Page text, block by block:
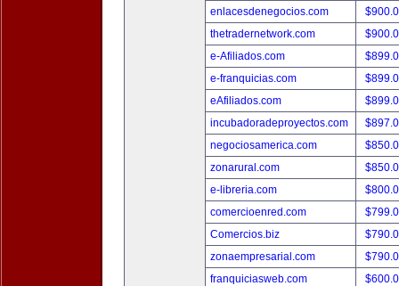
enlacesdenegocios.com
thetradernetwork.com
e-Afiliados.com
e-franquicias.com
eAfiliados.com
incubadoradeproyectos.com
negociosamerica.com
zonarural.com
e-libreria.com
comercioenred.com
Comercios.biz
zonaempresarial.com
franquiciasweb.com